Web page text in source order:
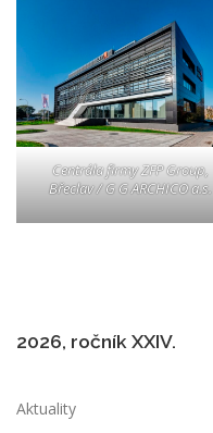
Centrála firmy ZFP Group,
Břeclav / G G ARCHICO a.s.
2026, ročník XXIV.
Aktuality